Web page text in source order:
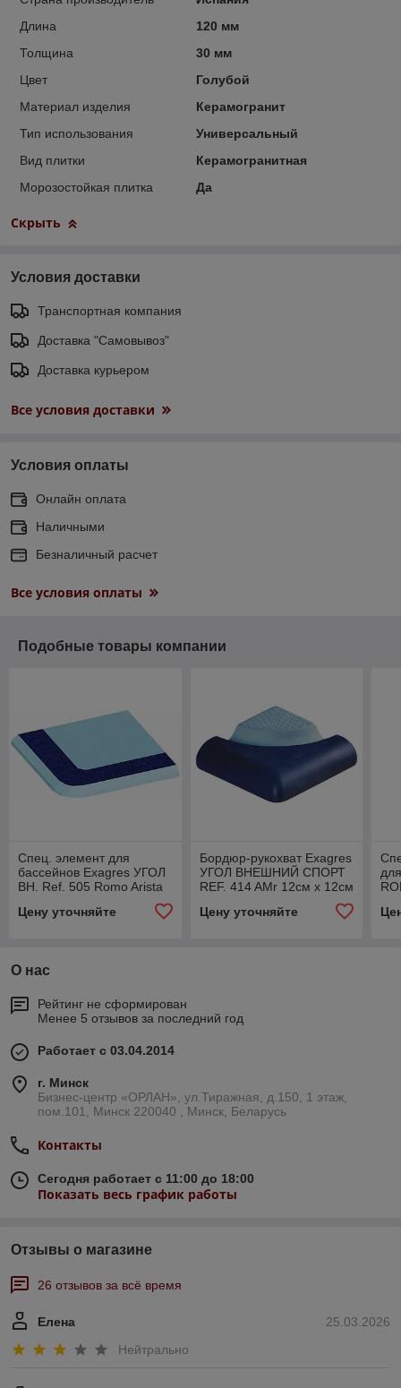
Длина
120 мм
Толщина
30 мм
Цвет
Голубой
Материал изделия
Керамогранит
Тип использования
Универсальный
Вид плитки
Керамогранитная
Морозостойкая плитка
Да
Скрыть
Условия доставки
Транспортная компания
Доставка "Самовывоз"
Доставка курьером
Все условия доставки
Условия оплаты
Онлайн оплата
Наличными
Безналичный расчет
Все условия оплаты
Подобные товары компании
Спец. элемент для
бассейнов Exagres УГОЛ
ВН. Ref. 505 Romo Arista
Цену уточняйте
Бордюр-рукохват Exagres
УГОЛ ВНЕШНИЙ СПОРТ
REF. 414 AMr 12см x 12см
Цену уточняйте
О нас
Рейтинг не сформирован
Менее 5 отзывов за последний год
Работает с 03.04.2014
г. Минск
Бизнес-центр «ОРЛАН», ул.Тиражная, д.150, 1 этаж,
пом.101, Минск 220040 , Минск, Беларусь
Контакты
Сегодня работает с 11:00 до 18:00
Показать весь график работы
Отзывы о магазине
26 отзывов за всё время
25.03.2026
Елена
Нейтрально